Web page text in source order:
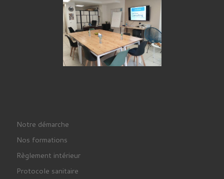
Notre démarche
Nos formations
Règlement intérieur
Protocole sanitaire